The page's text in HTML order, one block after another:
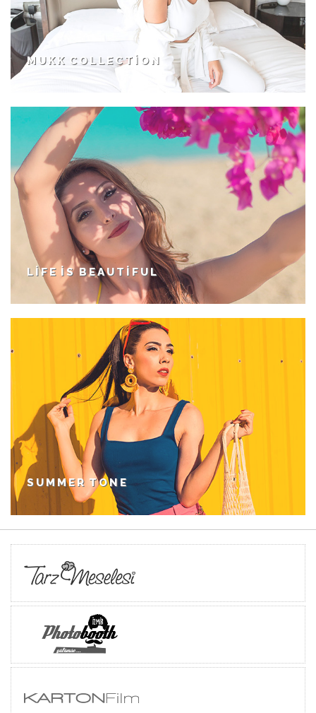
MUKK COLLECTION
LIFE IS BEAUTIFUL
SUMMER TONE